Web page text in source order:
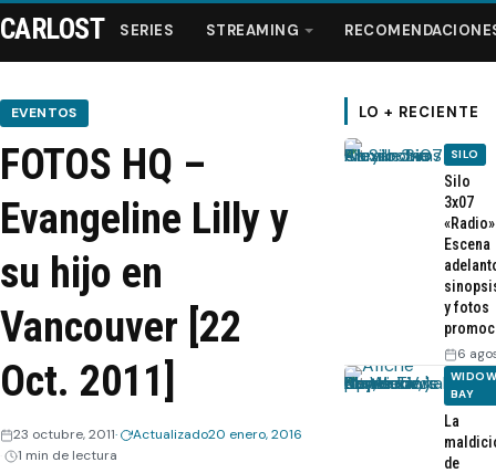
Series
Streaming
Recomendaciones
CARLOST SERIES STREAMING
EVENTOS
FOTOS HQ –
Evangeline Lilly y
su hijo en
Vancouver [22
Oct. 2011]
23 octubre, 2011 Actualizado20 enero, 2016
1 min de lectura
LO + RECIENTE
SILO
Silo
3x07
Escena
y fotos
6
BAY
La
de